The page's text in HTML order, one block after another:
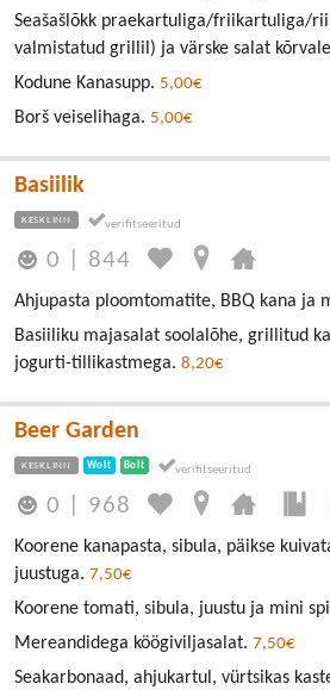
Seašašlõkk praekartuliga/friikartuliga/
valmistatud grillil) ja värske salat
Kodune Kanasupp. 5,00€
Borš veiselihaga. 5,00€
Basiilik
KESKLINN
0 844
Ahjupasta ploomtomatite, BBQ kana ja
Basiiliku majasalat soolalõhe, grillitud
jogurti-tillikastmega. 8,20€
Beer Garden
KESKLINN Wolt Bolt
0 968
Koorene kanapasta, sibula, päikse
juustuga. 7,50€
Koorene tomati, sibula, juustu ja mini
Mereandidega köögiviljasalat. 7,50€
Seakarbonaad, ahjukartul, vürtsikas